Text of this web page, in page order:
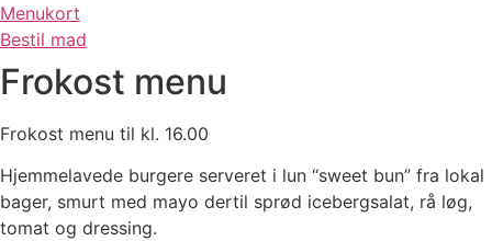
Menukort
Bestil mad
Frokost menu
Frokost menu til kl. 16.00
Hjemmelavede burgere serveret i lun “sweet bun” fra lokal
bager, smurt med mayo dertil sprød icebergsalat, rå løg,
tomat og dressing.